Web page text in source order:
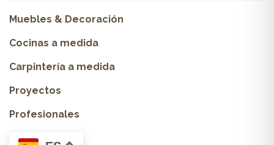
Muebles & Decoración
Cocinas a medida
Carpintería a medida
Proyectos
Profesionales